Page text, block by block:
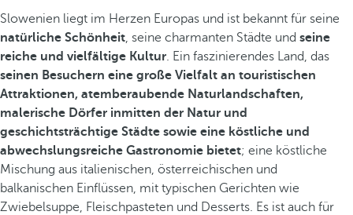
Slowenien liegt im Herzen Europas und ist bekannt für seine
natürliche Schönheit, seine charmanten Städte und seine
reiche und vielfältige Kultur. Ein faszinierendes Land, das
seinen Besuchern eine große Vielfalt an touristischen
Attraktionen, atemberaubende Naturlandschaften,
malerische Dörfer inmitten der Natur und
geschichtsträchtige Städte sowie eine köstliche und
abwechslungsreiche Gastronomie bietet; eine köstliche
Mischung aus italienischen, österreichischen und
balkanischen Einflüssen, mit typischen Gerichten wie
Zwiebelsuppe, Fleischpasteten und Desserts. Es ist auch für